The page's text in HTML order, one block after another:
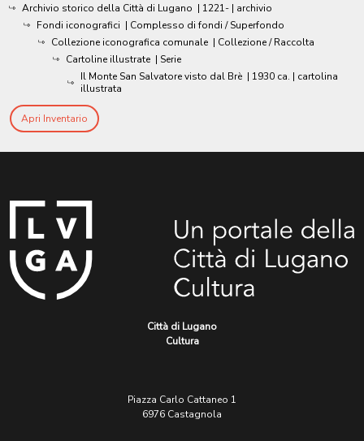
Archivio storico della Città di Lugano | 1221- | archivio
Fondi iconografici | Complesso di fondi / Superfondo
Collezione iconografica comunale | Collezione / Raccolta
Cartoline illustrate | Serie
Il Monte San Salvatore visto dal Brè | 1930 ca. | cartolina
illustrata
Apri Inventario
Città di Lugano
Cultura
Piazza Carlo Cattaneo 1
6976 Castagnola